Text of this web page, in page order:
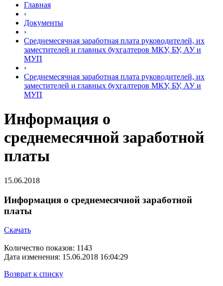
Главная
›
Документы
›
Среднемесячная заработная плата руководителей, их
заместителей и главных бухгалтеров МКУ, БУ, АУ и
МУП
›
Среднемесячная заработная плата руководителей, их
заместителей и главных бухгалтеров МКУ, БУ, АУ и
МУП
Информация о
среднемесячной заработной
платы
15.06.2018
Информация о среднемесячной заработной
платы
Скачать
Количество показов: 1143
Дата изменения: 15.06.2018 16:04:29
Возврат к списку